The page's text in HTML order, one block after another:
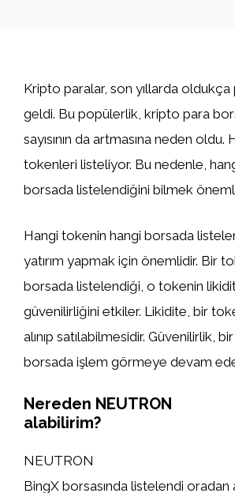
Kripto paralar, son yıllarda
geldi. Bu popülerlik, kripto para
sayısının da artmasına neden oldu.
tokenleri listeliyor. Bu nedenle,
borsada listelendiğini bilmek
Hangi tokenin hangi borsada
yatırım yapmak için önemlidir. Bir
borsada listelendiği, o tokenin
güvenilirliğini etkiler. Likidite, bir
alınıp satılabilmesidir. Güvenilirlik,
borsada işlem görmeye devam
Nereden NEUTRON
alabilirim?
NEUTRON
BingX borsasında listelendi oradan